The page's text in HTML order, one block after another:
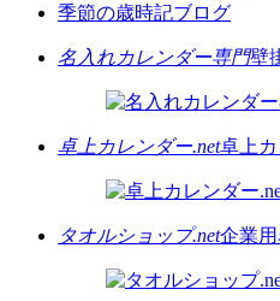
季節の歳時記ブログ
名入れカレンダー専門壁
卓上カレンダー.net卓上
タオルショップ.net企業